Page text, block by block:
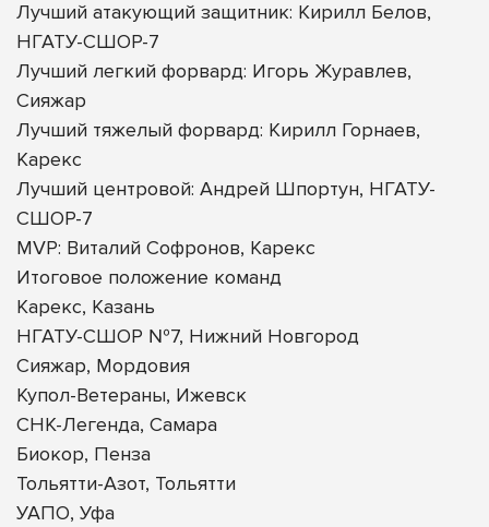
Лучший атакующий защитник: Кирилл Белов,
НГАТУ-СШОР-7
Лучший легкий форвард: Игорь Журавлев,
Сияжар
Лучший тяжелый форвард: Кирилл Горнаев,
Карекс
Лучший центровой: Андрей Шпортун, НГАТУ-
СШОР-7
MVP: Виталий Софронов, Карекс
Итоговое положение команд
Карекс, Казань
НГАТУ-СШОР №7, Нижний Новгород
Сияжар, Мордовия
Купол-Ветераны, Ижевск
СНК-Легенда, Самара
Биокор, Пенза
Тольятти-Азот, Тольятти
УАПО, Уфа